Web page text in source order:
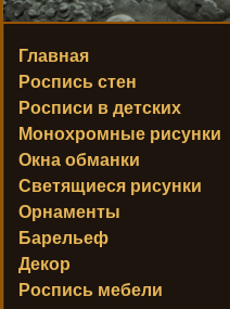
Главная
Роспись стен
Росписи в детских
Монохромные рисунки
Окна обманки
Светящиеся рисунки
Орнаменты
Барельеф
Декор
Роспись мебели